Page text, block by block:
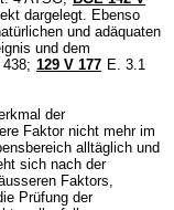
dargelegt. Ebenso
und adäquaten
und dem
129 V 177 E. 3.1
der
Faktor nicht mehr im
alltäglich und
sich nach der
Faktors,
Prüfung der